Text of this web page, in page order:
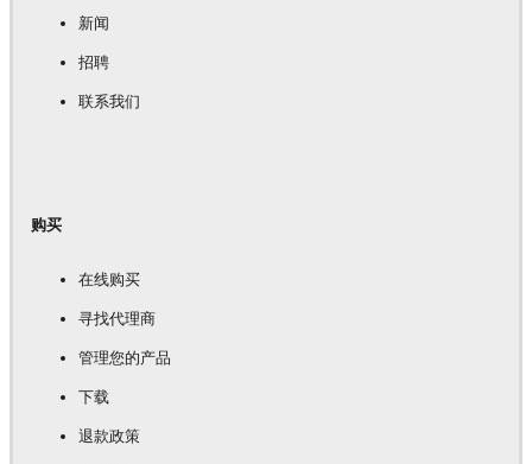
新闻
招聘
联系我们
购买
在线购买
寻找代理商
管理您的产品
下载
退款政策